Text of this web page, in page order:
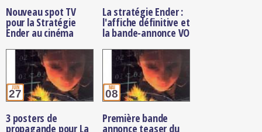
Nouveau spot TV
pour la Stratégie
Ender au cinéma
La stratégie Ender :
l'affiche définitive et
la bande-annonce VO
juin
27
3 posters de
propagande pour La
mai
08
Première bande
annonce teaser du